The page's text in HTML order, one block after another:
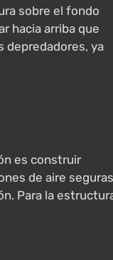
sobre el fondo
hacia arriba que
depredadores, ya
es construir
de aire seguras
Para la